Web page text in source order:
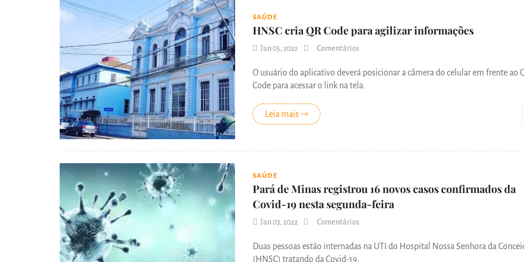
SAÚDE
HNSC cria QR Code para agilizar informações
Jan 05, 2022 Comentários
O usuário do aplicativo deverá posicionar a câmera do celular em frente ao
Code para acessar o link na tela.
Leia mais ⇾
SAÚDE
Pará de Minas registrou 16 novos casos confirmados da
Covid-19 nesta segunda-feira
Jan 03, 2022 Comentários
Duas pessoas estão internadas na UTI do Hospital Nossa Senhora da
(HNSC) tratando da Covid-19.